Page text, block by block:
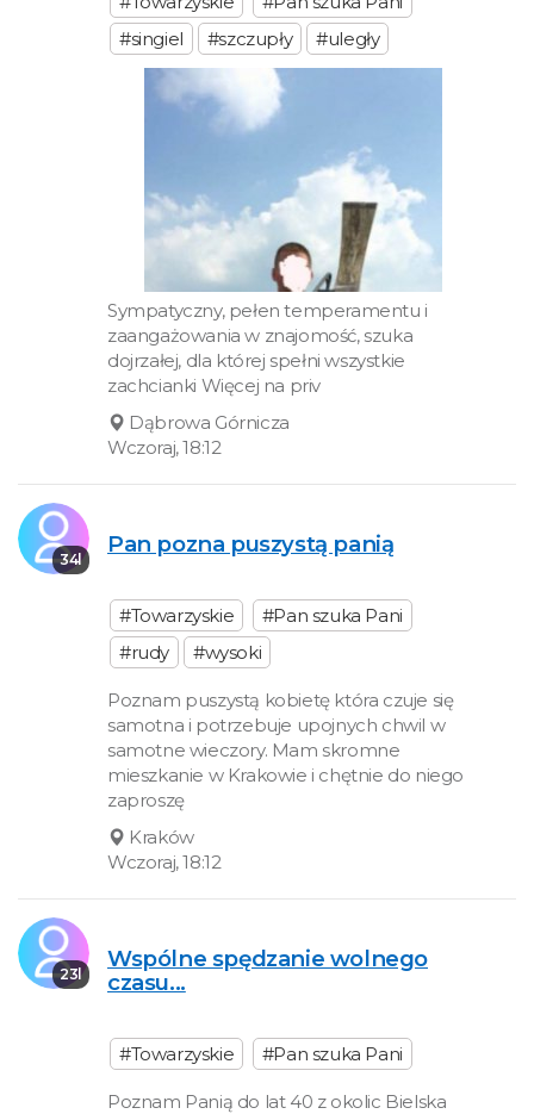
#singiel
#szczupły #uległy
Sympatyczny, pełen temperamentu i
zaangażowania w znajomość, szuka
dojrzałej, dla której spełni wszystkie
zachcianki Więcej na priv
Dąbrowa Górnicza
Wczoraj, 18:12
34l
Pan pozna puszystą panią
#Towarzyskie
#Pan szuka Pani
#rudy
#wysoki
Poznam puszystą kobietę która czuje się
samotna i potrzebuje upojnych chwil w
samotne wieczory. Mam skromne
mieszkanie w Krakowie i chętnie do niego
zaproszę
Kraków
Wczoraj, 18:12
23l
Wspólne spędzanie wolnego
czasu...
#Towarzyskie #Pan szuka Pani
Poznam Panią do lat 40 z okolic Bielska